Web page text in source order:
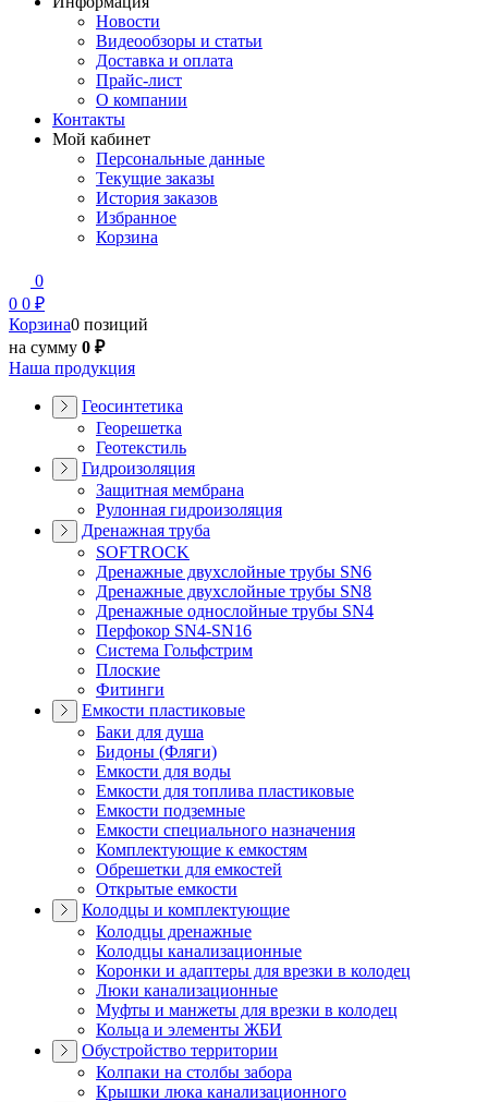
Новости
Видеообзоры и статьи
Доставка и оплата
Прайс-лист
О компании
Контакты
Мой кабинет
Персональные данные
Текущие заказы
История заказов
Избранное
Корзина
0
0 0 ₽
Корзина0 позиций
на сумму 0 ₽
Наша продукция
Геосинтетика
Георешетка
Геотекстиль
Гидроизоляция
Защитная мембрана
Рулонная гидроизоляция
Дренажная труба
SOFTROCK
Дренажные двухслойные трубы SN6
Дренажные двухслойные трубы SN8
Дренажные однослойные трубы SN4
Перфокор SN4-SN16
Система Гольфстрим
Плоские
Фитинги
Емкости пластиковые
Баки для душа
Бидоны (Фляги)
Емкости для воды
Емкости для топлива пластиковые
Емкости подземные
Емкости специального назначения
Комплектующие к емкостям
Обрешетки для емкостей
Открытые емкости
Колодцы и комплектующие
Колодцы дренажные
Колодцы канализационные
Коронки и адаптеры для врезки в колодец
Люки канализационные
Муфты и манжеты для врезки в колодец
Кольца и элементы ЖБИ
Обустройство территории
Колпаки на столбы забора
Крышки люка канализационного